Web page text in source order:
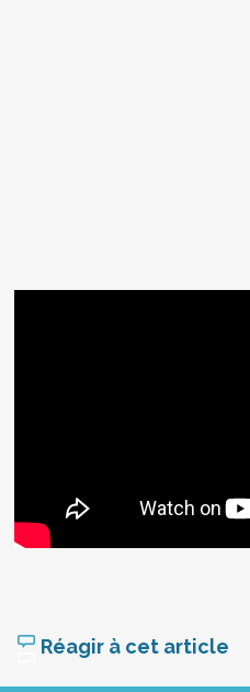
Réagir à cet article